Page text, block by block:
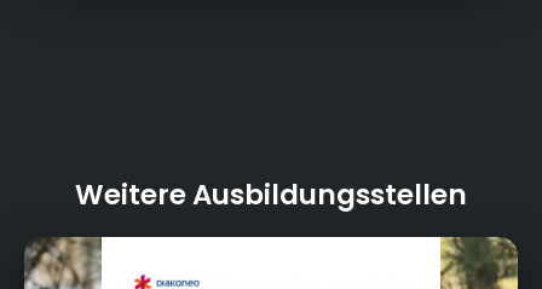
Mitarbeiterzahl: 21
Weitere Ausbildungsstellen